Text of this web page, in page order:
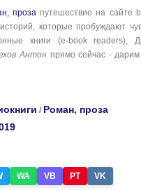
прозапутешествие на сайте
которые пробуждают
книги (e-book readers),
Антонпрямо сейчас - дарим
/ Роман, проза
WA VB PT VK